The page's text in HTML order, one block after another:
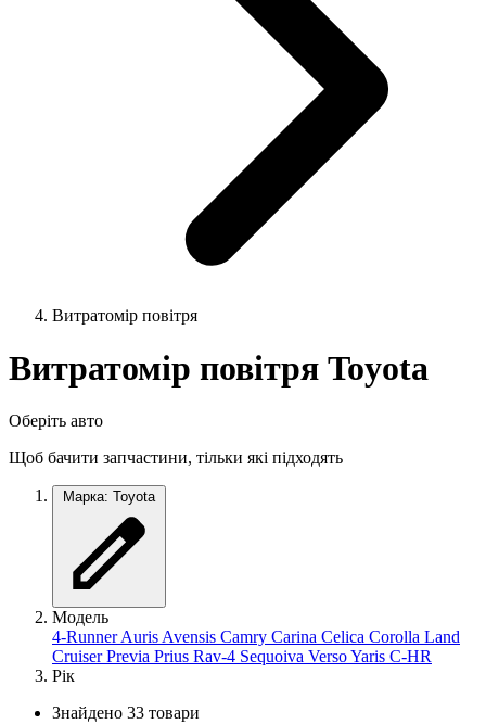
Витратомір повітря
Витратомір повітря Toyota
Оберіть авто
Щоб бачити запчастини, тільки які підходять
Марка: Toyota
Модель
4-RunnerAurisAvensis Camry Carina Celica Corolla Land
CruiserPrevia Prius Rav-4 Sequoiva VersoYaris C-HR
Рік
Знайдено 33 товари